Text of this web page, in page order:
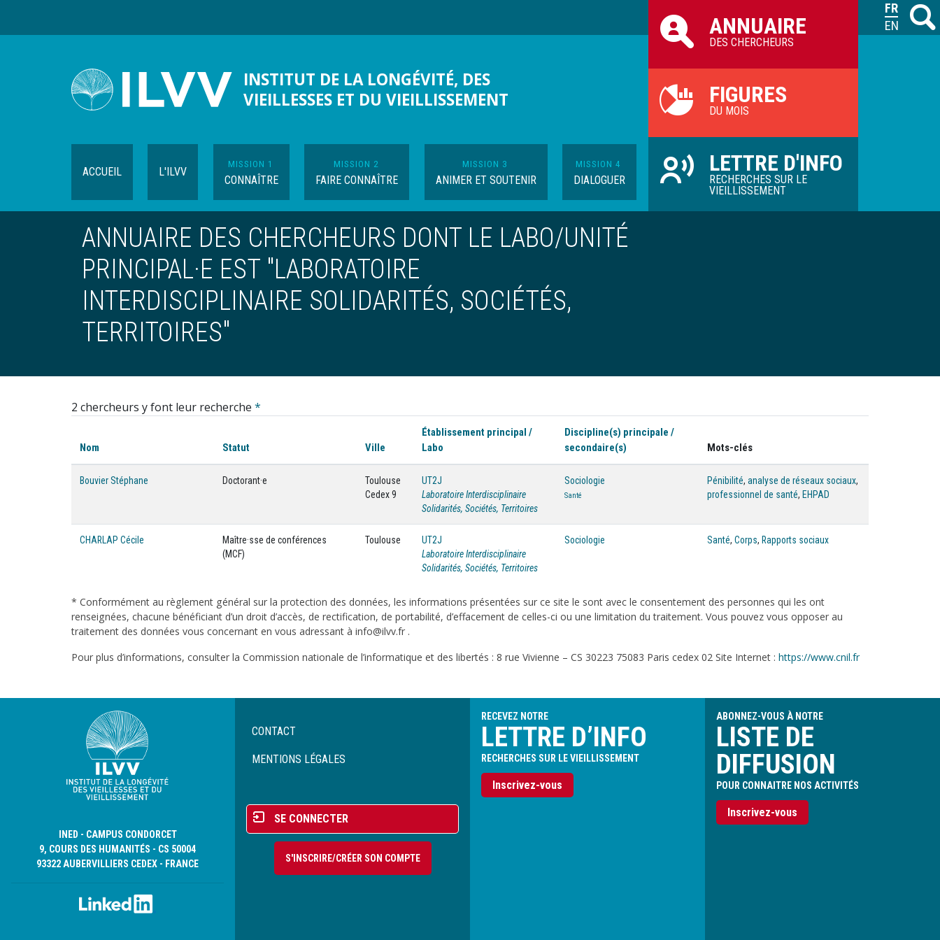
M
INSTITUT DE LA LONGÉVITÉ, DES
VIEILLESSES ET DU VIEILLISSEMENT
ACCUEIL L'ILVV
MISSION 1
CONNAÎTRE
MISSION 2
FAIRE CONNAÎTRE
MISSION 3
ANIMER ET SOUTENIR
MISSION 4
DIALOGUER
ILVV
ANNUAIRE
DES CHERCHEURS
FIGURES
DU MOIS
LETTRE D'INFO
RECHERCHES SUR LE
VIEILLISSEMENT
ANNUAIRE DES CHERCHEURS DONT LE LABO/UNITÉ
PRINCIPAL·E EST "LABORATOIRE
INTERDISCIPLINAIRE SOLIDARITÉS, SOCIÉTÉS,
TERRITOIRES"
2 chercheurs y font leur recherche *
Nom Statut Ville
Établissement principal /
Labo
Discipline(s) principale /
secondaire(s)
Mots-clés
Bouvier Stéphane Doctorant·e
Toulouse
Cedex 9
UT2J
Laboratoire Interdisciplinaire
Solidarités, Sociétés, Territoires
Sociologie
Santé
Pénibilité, analyse de réseaux sociaux,
professionnel de santé, EHPAD
CHARLAP Cécile
Maître·sse de conférences
(MCF)
Toulouse
UT2J
Laboratoire Interdisciplinaire
Solidarités, Sociétés, Territoires
Sociologie Santé, Corps, Rapports sociaux
* Conformément au règlement général sur la protection des données, les informations présentées sur ce site le sont avec le consentement des personnes qui les ont
renseignées, chacune bénéficiant d’un droit d’accès, de rectification, de portabilité, d’effacement de celles-ci ou une limitation du traitement. Vous pouvez vous opposer au
traitement des données vous concernant en vous adressant à info@ilvv.fr .
Pour plus d’informations, consulter la Commission nationale de l’informatique et des libertés : 8 rue Vivienne – CS 30223 75083 Paris cedex 02 Site Internet : https://www.cnil.fr
INED - CAMPUS CONDORCET
9, COURS DES HUMANITÉS - CS 50004
93322 AUBERVILLIERS CEDEX - FRANCE
Menu
de
CONTACT
MENTIONS LÉGALES
Menu
du
compte
l'utilisateur
SE CONNECTER
S'INSCRIRE/CRÉER SON COMPTE
RECEVEZ NOTRE
LETTRE D’INFO
RECHERCHES SUR LE VIEILLISSEMENT
Inscrivez-vous
ABONNEZ-VOUS À NOTRE
LISTE DE
DIFFUSION
POUR CONNAITRE NOS ACTIVITÉS
Inscrivez-vous
FRANÇAIS
ENGLISH